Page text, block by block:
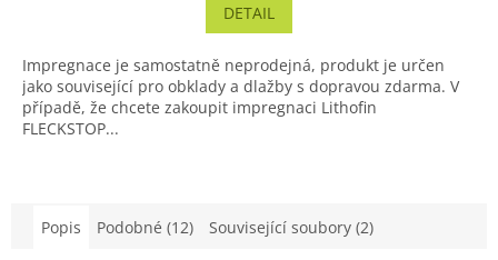
DETAIL
Impregnace je samostatně neprodejná, produkt je určen
jako související pro obklady a dlažby s dopravou zdarma. V
případě, že chcete zakoupit impregnaci Lithofin
FLECKSTOP...
Popis Podobné (12) Související soubory (2)